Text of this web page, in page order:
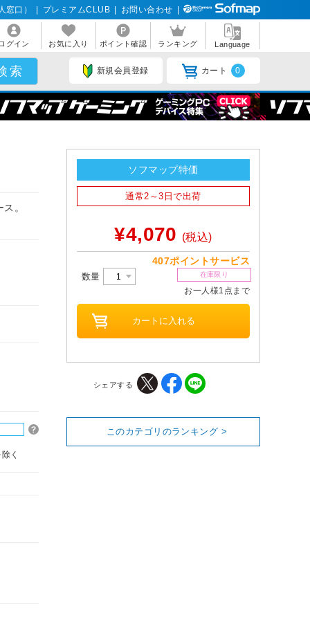
窓口） プレミアムCLUB お問い合わせ
グイン お気に入り ポイント確認 ランキング Language
新規会員登録 カート 0
。
く
ソフマップ特価
通常2～3日で出荷
¥4,070 (税込)
407ポイントサービス
数量 在庫限り
お一人様1点まで
シェアする
このカテゴリのランキング >